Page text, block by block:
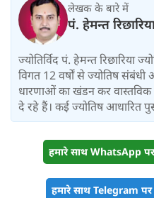
लेखक के बारे में
पं. हेमन्त
ज्योतिर्विद पं. हेमन्त रिछारिया
विगत 12 वर्षों से ज्योतिष
धारणाओं का खंडन कर वास्तविक
दे रहे हैं। कई ज्योतिष आधारित
हमारे साथ WhatsApp
हमारे साथ Telegram